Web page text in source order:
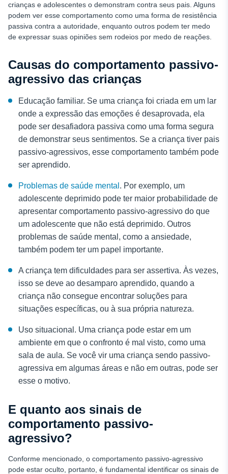
crianças e adolescentes o demonstram contra seus pais. Alguns
podem ver esse comportamento como uma forma de resistência
passiva contra a autoridade, enquanto outros podem ter medo
de expressar suas opiniões sem rodeios por medo de reações.
Causas do comportamento passivo-
agressivo das crianças
Educação familiar. Se uma criança foi criada em um lar
onde a expressão das emoções é desaprovada, ela
pode ser desafiadora passiva como uma forma segura
de demonstrar seus sentimentos. Se a criança tiver pais
passivo-agressivos, esse comportamento também pode
ser aprendido.
Problemas de saúde mental . Por exemplo, um
adolescente deprimido pode ter maior probabilidade de
apresentar comportamento passivo-agressivo do que
um adolescente que não está deprimido. Outros
problemas de saúde mental, como a ansiedade,
também podem ter um papel importante.
A criança tem dificuldades para ser assertiva. Às vezes,
isso se deve ao desamparo aprendido, quando a
criança não consegue encontrar soluções para
situações específicas, ou à sua própria natureza.
Uso situacional. Uma criança pode estar em um
ambiente em que o confronto é mal visto, como uma
sala de aula. Se você vir uma criança sendo passivo-
agressiva em algumas áreas e não em outras, pode ser
esse o motivo.
E quanto aos sinais de
comportamento passivo-
agressivo?
Conforme mencionado, o comportamento passivo-agressivo
pode estar oculto, portanto, é fundamental identificar os sinais de